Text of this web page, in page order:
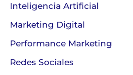
Inteligencia Artificial
Marketing Digital
Performance Marketing
Redes Sociales